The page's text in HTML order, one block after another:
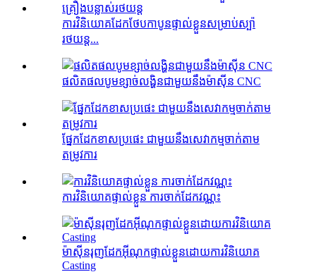
ការវិនិយោគដែកថែបកាបូនផ្ទាល់ខ្លួនសម្រាប់ស្ប៉ា
រថយន្ត...
ផលិតផលបូមខ្សាច់លង្ហិនជាមួយនឹងម៉ាស៊ីន CNC
ផ្នែកដែកខាសប្រផេះ ជាមួយនឹងសេវាកម្មចាក់តាម
តម្រូវការ
ការវិនិយោគផ្ទាល់ខ្លួន ការចាក់ដែកវណ្ណះ
ម៉ាស៊ីនរុញដែកអ៊ីណុកផ្ទាល់ខ្លួនដោយការវិនិយោគ
Casting